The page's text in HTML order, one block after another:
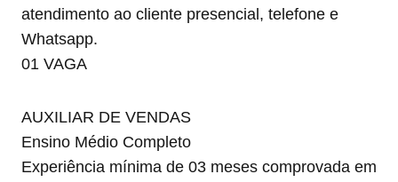
atendimento ao cliente presencial, telefone e
Whatsapp.
01 VAGA
AUXILIAR DE VENDAS
Ensino Médio Completo
Experiência mínima de 03 meses comprovada em